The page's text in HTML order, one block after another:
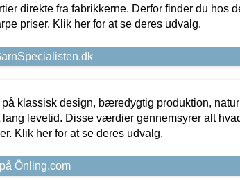
direkte fra fabrikkerne. Derfor finder du hos
priser. Klik her for at se deres udvalg.
på klassisk design, bæredygtig produktion,
lang levetid. Disse værdier gennemsyrer alt
Klik her for at se deres udvalg.
Önling.com